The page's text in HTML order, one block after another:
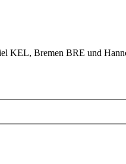
KEL, Bremen BRE und